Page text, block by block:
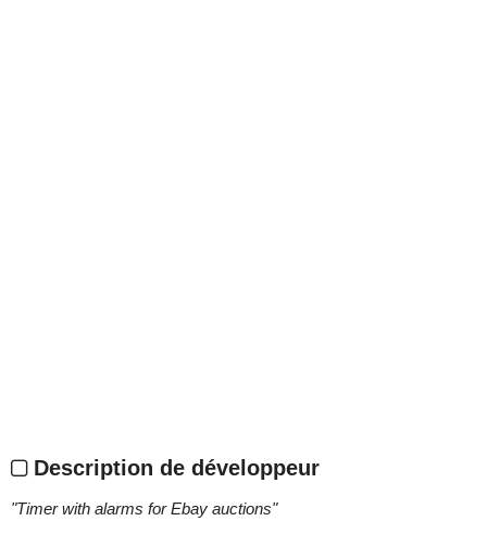
Description de développeur
"Timer with alarms for Ebay auctions"